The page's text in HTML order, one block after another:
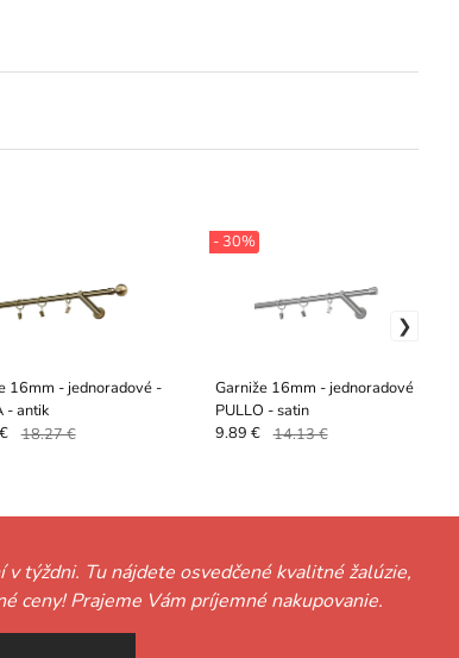
16mm - jednoradové -
- antik
18.27 €
Garniže 16mm - jednoradové -
PULLO - satin
- 30%
9.89 € 14.13 €
týždni. Tu nájdete osvedčené kvalitné žalúzie,
ceny! Prajeme Vám príjemné nakupovanie.